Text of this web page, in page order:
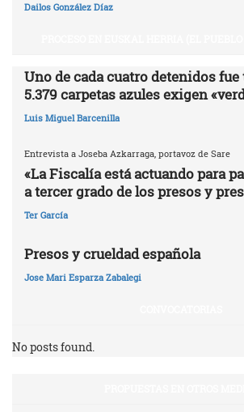
Dailos González Díaz
Uno de cada cuatro detenidos
5.379 carpetas azules exigen
Luis Miguel Barcenilla
Entrevista a Joseba Azkarraga, portavoz de Sare
«La Fiscalía está actuando para
a tercer grado de los presos y
Ter García
Presos y crueldad española
Jose Mari Esparza Zabalegi
No posts found.